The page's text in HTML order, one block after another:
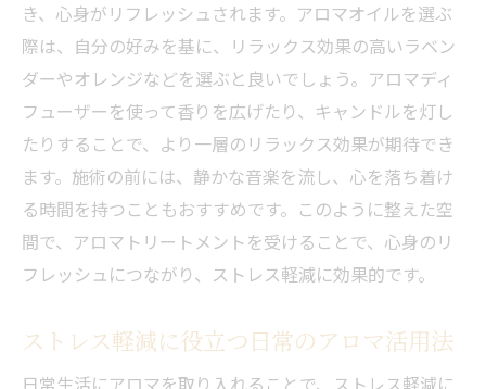
き、心身がリフレッシュされます。アロマオイルを選ぶ
際は、自分の好みを基に、リラックス効果の高いラベン
ダーやオレンジなどを選ぶと良いでしょう。アロマディ
フューザーを使って香りを広げたり、キャンドルを灯し
たりすることで、より一層のリラックス効果が期待でき
ます。施術の前には、静かな音楽を流し、心を落ち着け
る時間を持つこともおすすめです。このように整えた空
間で、アロマトリートメントを受けることで、心身のリ
フレッシュにつながり、ストレス軽減に効果的です。
ストレス軽減に役立つ日常のアロマ活用法
日常生活にアロマを取り入れることで、ストレス軽減に